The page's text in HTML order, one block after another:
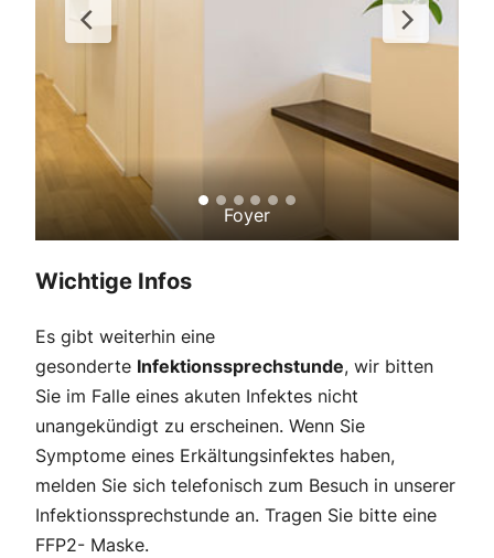
Foyer
Wichtige Infos
Es gibt weiterhin eine
gesonderte Infektionssprechstunde, wir bitten
Sie im Falle eines akuten Infektes nicht
unangekündigt zu erscheinen. Wenn Sie
Symptome eines Erkältungsinfektes haben,
melden Sie sich telefonisch zum Besuch in unserer
Infektionssprechstunde an. Tragen Sie bitte eine
FFP2- Maske.